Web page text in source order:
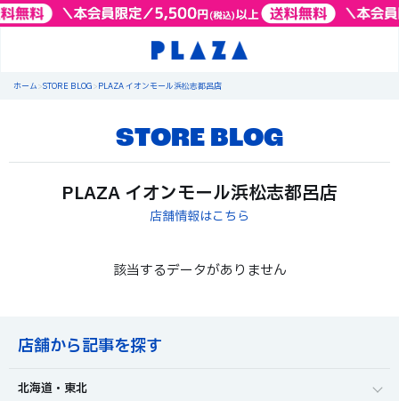
ホーム>STORE BLOG>PLAZA イオンモール浜松志都呂店
STORE BLOG
PLAZA イオンモール浜松志都呂店
店舗情報はこちら
該当するデータがありません
店舗から記事を探す
北海道・東北